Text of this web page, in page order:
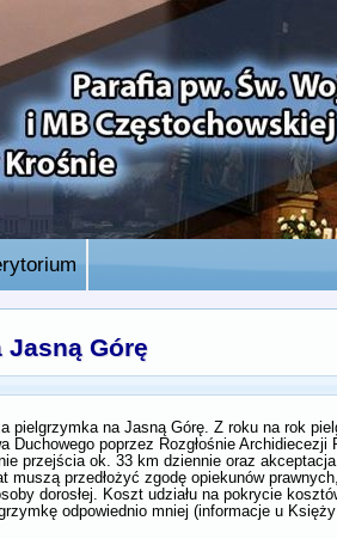
Jasną Górę
pielgrzymka na Jasną Górę. Z roku na rok
poprzez Rozgłośnie Archidiecezji
przejścia ok. 33 km dziennie oraz
przedłożyć zgodę opiekunów
dorosłej. Koszt udziału na pokrycie
odpowiednio mniej (informacje u Księży